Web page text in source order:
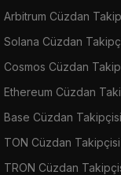
Arbitrum Cüzdan
Solana Cüzdan
Cosmos Cüzdan
Ethereum Cüzdan
Base Cüzdan Takipçisi
TON Cüzdan Takipçisi
TRON Cüzdan